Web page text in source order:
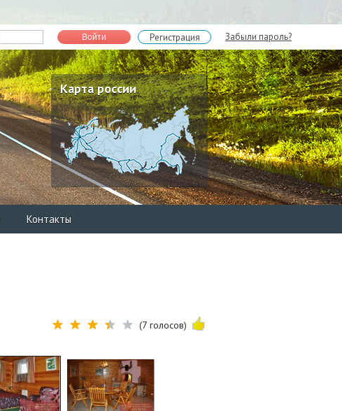
Войти Регистрация Забыли пароль?
Карта россии
Контакты
(7 голосов)